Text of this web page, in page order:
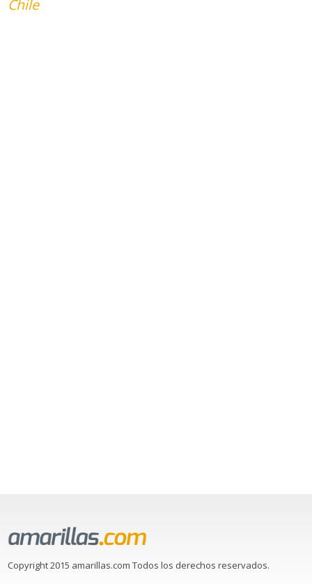
Chile
Copyright 2015 amarillas.com Todos los derechos reservados.